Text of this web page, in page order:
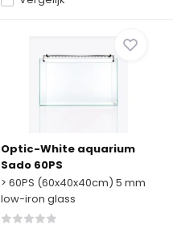
Optic-White aquarium
Sado 60PS
> 60PS (60x40x40cm) 5 mm
low-iron glass